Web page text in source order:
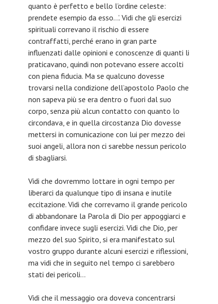
quanto è perfetto e bello l’ordine celeste:
prendete esempio da esso…’. Vidi che gli esercizi
spirituali correvano il rischio di essere
contraffatti, perché erano in gran parte
influenzati dalle opinioni e conoscenze di quanti li
praticavano, quindi non potevano essere accolti
con piena fiducia. Ma se qualcuno dovesse
trovarsi nella condizione dell’apostolo Paolo che
non sapeva più se era dentro o fuori dal suo
corpo, senza più alcun contatto con quanto lo
circondava, e in quella circostanza Dio dovesse
mettersi in comunicazione con lui per mezzo dei
suoi angeli, allora non ci sarebbe nessun pericolo
di sbagliarsi.
Vidi che dovremmo lottare in ogni tempo per
liberarci da qualunque tipo di insana e inutile
eccitazione. Vidi che correvamo il grande pericolo
di abbandonare la Parola di Dio per appoggiarci e
confidare invece sugli esercizi. Vidi che Dio, per
mezzo del suo Spirito, si era manifestato sul
vostro gruppo durante alcuni esercizi e riflessioni,
ma vidi che in seguito nel tempo ci sarebbero
stati dei pericoli…
Vidi che il messaggio ora doveva concentrarsi